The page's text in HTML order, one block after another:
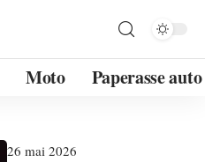
Moto Paperasse auto
26 mai 2026